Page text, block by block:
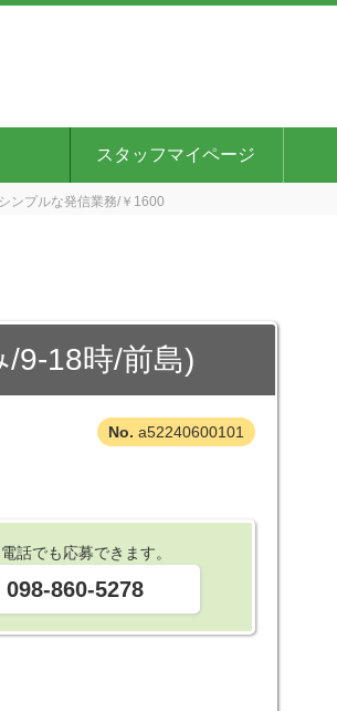
スタッフマイページ
ンプルな発信業務/￥1600
9-18時/前島)
a52240600101
話でも応募できます。
098-860-5278